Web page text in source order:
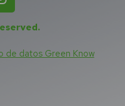
.
de datos Green Know